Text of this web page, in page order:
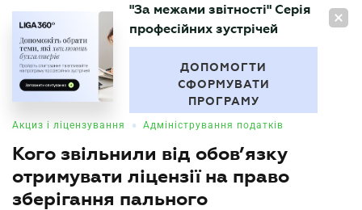
UA
БУХГАЛТЕР
"За межами звітності" Серія
професійних зустрічей
ДОПОМОГТИ
СФОРМУВАТИ
ПРОГРАМУ
Акциз і ліцензування • Адміністрування податків
Кого звільнили від обов’язку
отримувати ліцензії на право
зберігання пального